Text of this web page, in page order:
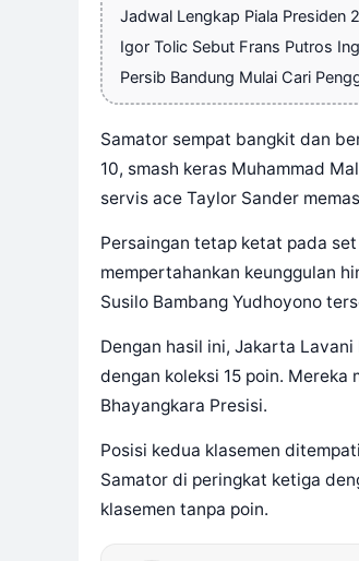
Jadwal Lengkap Piala Presiden
Igor Tolic Sebut Frans Putros
Persib Bandung Mulai Cari
Samator sempat bangkit dan
10, smash keras Muhammad
servis ace Taylor Sander
Persaingan tetap ketat pada
mempertahankan keunggulan
Susilo Bambang Yudhoyono
Dengan hasil ini, Jakarta
dengan koleksi 15 poin.
Bhayangkara Presisi.
Posisi kedua klasemen
Samator di peringkat ketiga
klasemen tanpa poin.